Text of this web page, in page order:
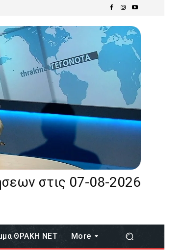
στις 07-08-2026
ΘΡΑΚΗ ΝΕΤ More